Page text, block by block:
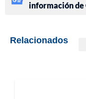
información de
Relacionados